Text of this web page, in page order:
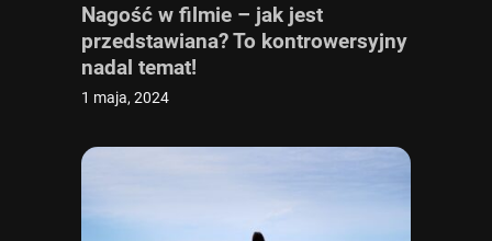
Nagość w filmie – jak jest
przedstawiana? To kontrowersyjny
nadal temat!
1 maja, 2024